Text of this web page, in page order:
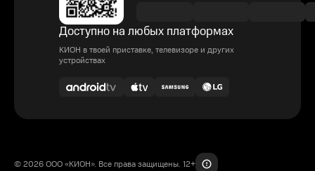
Доступно на любых платформах
КИОН в твоей приставке, телевизоре и других
устройствах
© 2026 ООО «КИОН». Все права защищены. 12+